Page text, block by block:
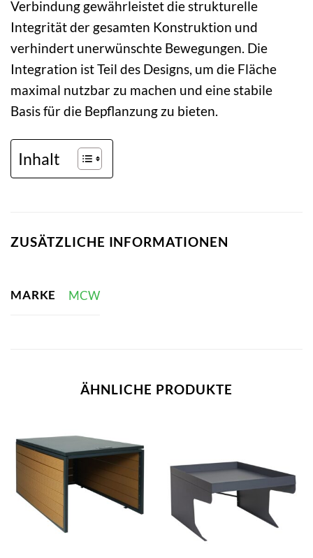
Verbindung gewährleistet die strukturelle
Integrität der gesamten Konstruktion und
verhindert unerwünschte Bewegungen. Die
Integration ist Teil des Designs, um die Fläche
maximal nutzbar zu machen und eine stabile
Basis für die Bepflanzung zu bieten.
Inhalt
ZUSÄTZLICHE INFORMATIONEN
MARKE MCW
ÄHNLICHE PRODUKTE